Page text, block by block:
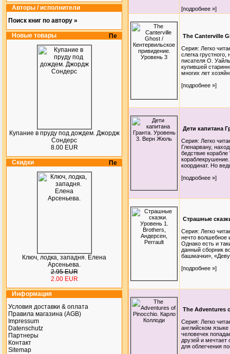
Авторы / исполнители
Поиск книг по автору »
Новые товары
Купание в пруду под дождем. Джордж
Сондерс
8.00 EUR
Скидки
Ключ, лодка, западня. Елена
Арсеньева.
2.95 EUR
2.00 EUR
Информация
Условия доставки & оплата
Правила магазина (AGB)
Impressum
Datenschutz
Партнеры
Контакт
Sitemap
[подробнее »]
The Canterville
Серия: Легко
слегка
писателя О.
купившей
многих лет
[подробнее »]
Дети капитана
Серия: Легко
Гленарвану,
бедствие
координат. Но
[подробнее »]
Страшные
Серия: Легко
нечто волшебное
Однако есть и
данный сборник
башмачки»,
[подробнее »]
The Adventures
Серия: Легко
английском
человечек
друзей и
для облегчения